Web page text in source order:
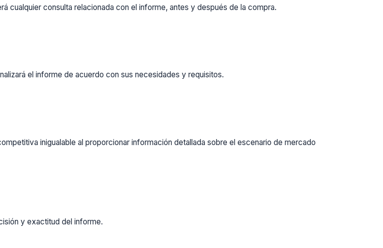
consulta relacionada con el informe, antes y después de la compra.
el informe de acuerdo con sus necesidades y requisitos.
inigualable al proporcionar información detallada sobre el escenario de mercado
y exactitud del informe.